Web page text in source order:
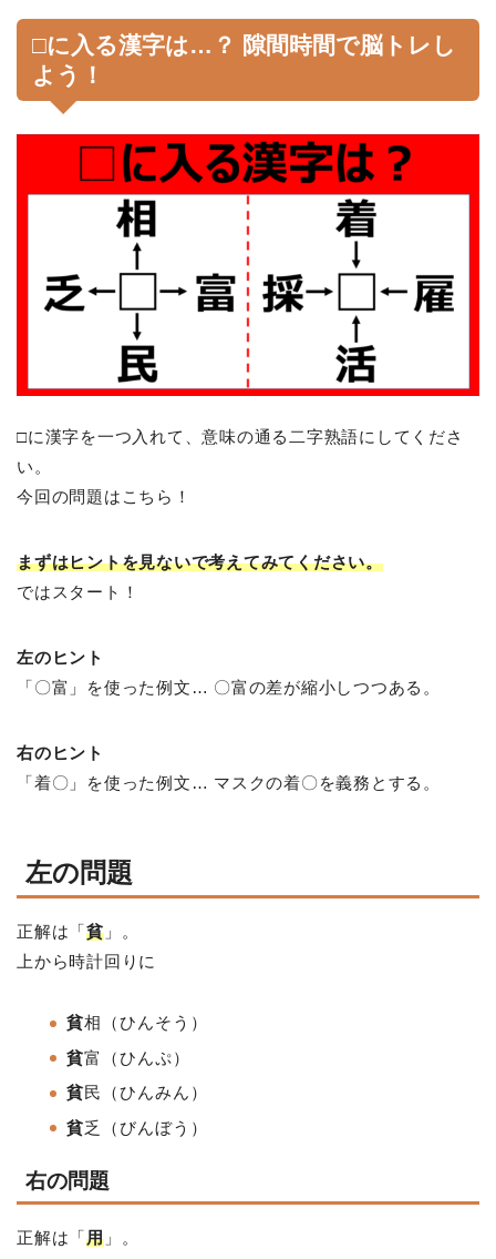
□に入る漢字は…？ 隙間時間で脳トレし
よう！
□に漢字を一つ入れて、意味の通る二字熟語にしてくださ
い。
今回の問題はこちら！
まずはヒントを見ないで考えてみてください。
ではスタート！
左のヒント
「〇富」を使った例文… 〇富の差が縮小しつつある。
右のヒント
「着〇」を使った例文… マスクの着〇を義務とする。
左の問題
正解は「貧」。
上から時計回りに
貧相（ひんそう）
貧富
（ひんぷ）
貧民 （ひんみん ）
貧乏 （びんぼう）
右の問題
正解は「用」。